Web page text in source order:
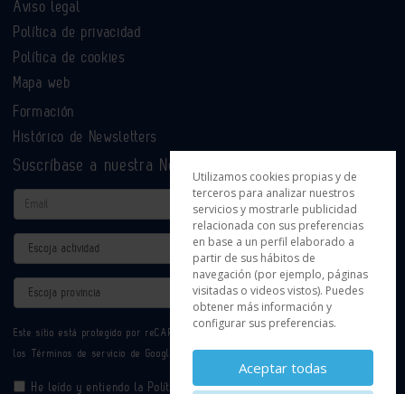
Aviso legal
Política de privacidad
Política de cookies
Mapa web
Formación
Histórico de Newsletters
Suscríbase a nuestra Newsletter
Email
Actividad
Provincia
Este sitio está protegido por reCAPTCHA y se aplican la
los Términos de servicio de Google.
He leído y entiendo la Política de Privacidad
Utilizamos cookies propias y de
terceros para analizar nuestros
servicios y mostrarle publicidad
relacionada con sus preferencias
en base a un perfil elaborado a
partir de sus hábitos de
navegación (por ejemplo, páginas
visitadas o videos vistos). Puedes
obtener más información y
configurar sus preferencias.
Aceptar todas